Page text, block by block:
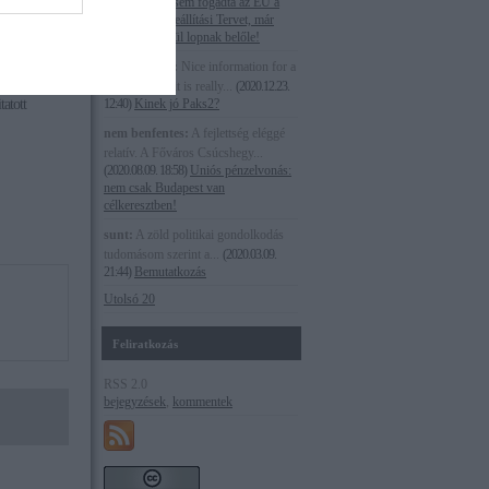
magyar Helyreállítási Tervet, már
szemérmetlenül lopnak belőle!
Nice information for a
new blogger. it is really... (2020.12.23.
12:40 ) Kinek jó Paks2?
nem benfentes:
A fejlettség eléggé
relatív. A Főváros Csúcshegy...
(2020.08.09. 18:58 ) Uniós pénzelvonás:
nem csak Budapest van
célkeresztben!
sunt:
A zöld politikai gondolkodás
tudomásom szerint a... (2020.03.09.
21:44) Bemutatkozás
Utolsó 20
Feliratkozás
RSS 2.0
bejegyzések, kommentek